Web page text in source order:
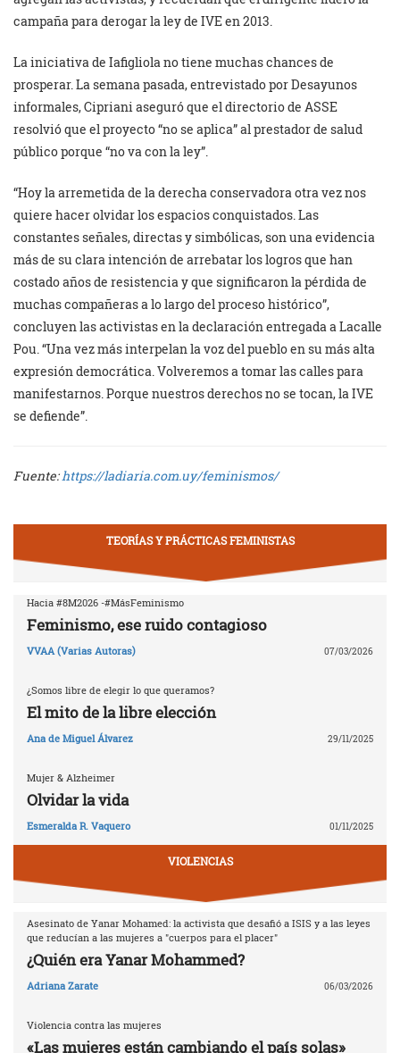
campaña para derogar la ley de IVE en 2013.
La iniciativa de Iafigliola no tiene muchas chances de
prosperar. La semana pasada, entrevistado por Desayunos
informales, Cipriani aseguró que el directorio de ASSE
resolvió que el proyecto “no se aplica” al prestador de salud
público porque “no va con la ley”.
“Hoy la arremetida de la derecha conservadora otra vez nos
quiere hacer olvidar los espacios conquistados. Las
constantes señales, directas y simbólicas, son una evidencia
más de su clara intención de arrebatar los logros que han
costado años de resistencia y que significaron la pérdida de
muchas compañeras a lo largo del proceso histórico”,
concluyen las activistas en la declaración entregada a Lacalle
Pou. “Una vez más interpelan la voz del pueblo en su más alta
expresión democrática. Volveremos a tomar las calles para
manifestarnos. Porque nuestros derechos no se tocan, la IVE
se defiende”.
Fuente:https://ladiaria.com.uy/feminismos/
TEORÍAS Y PRÁCTICAS FEMINISTAS
Hacia #8M2026 -#MásFeminismo
Feminismo, ese ruido contagioso
VVAA (Varias Autoras) 07/03/2026
¿Somos libre de elegir lo que queramos?
El mito de la libre elección
Ana de Miguel Álvarez 29/11/2025
Mujer & Alzheimer
Olvidar la vida
Esmeralda R. Vaquero 01/11/2025
VIOLENCIAS
Asesinato de Yanar Mohamed: la activista que desafió a ISIS y a las leyes
que reducían a las mujeres a "cuerpos para el placer"
¿Quién era Yanar Mohammed?
Adriana Zarate 06/03/2026
Violencia contra las mujeres
«Las mujeres están cambiando el país solas»